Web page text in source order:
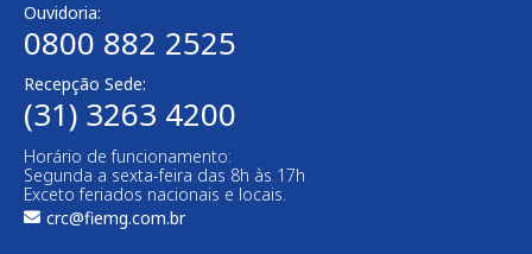
Ouvidoria:
0800 882 2525​
Recepção Sede:
(31) 3263 4200
Horário de funcionamento:
Segunda a sexta-feira das 8h às 17h
Exceto feriados nacionais e locais.
crc@fiemg.com.br